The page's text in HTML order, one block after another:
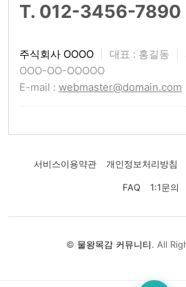
T. 012-3456-7890
주식회사 OOOO 대표 : 홍길동
OOO-OO-OOOOO
E-mail : webmaster@domain.com
서비스이용약관 개인정보처리방침
FAQ 1:1문의
© 물왕목감 커뮤니티. All